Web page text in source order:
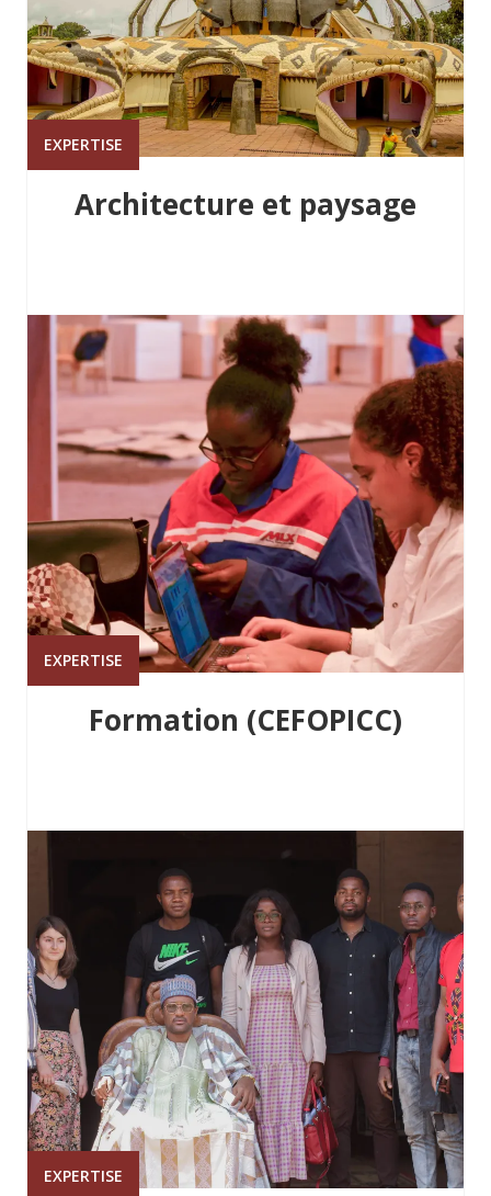
EXPERTISE
Architecture et paysage
EXPERTISE
Formation (CEFOPICC)
EXPERTISE